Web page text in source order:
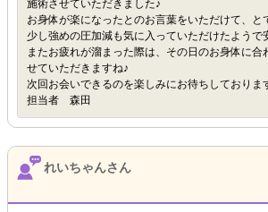
施術させていただきました♪
お身体が楽になったとのお言葉をいただけて、
少し強めの圧加減も気に入っていただけたようで
またお疲れが溜まった際は、その日のお身体に合
せていただきますね♪
次回お会いできるのを楽しみにお待ちしておりま
担当者 森田
れいちゃんさん